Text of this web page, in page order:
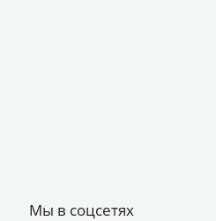
Мы в соцсетях